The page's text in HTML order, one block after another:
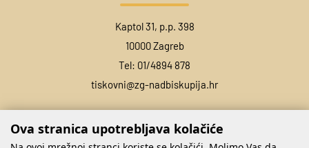
Kaptol 31, p.p. 398
10000 Zagreb
Tel: 01/4894 878
tiskovni@zg-nadbiskupija.hr
Ova stranica upotrebljava kolačiće